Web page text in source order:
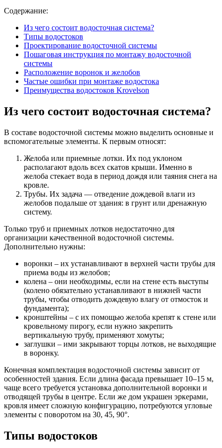
Содержание:
Из чего состоит водосточная система?
Типы водостоков
Проектирование водосточной системы
Пошаговая инструкция по монтажу водосточной
системы
Расположение воронок и желобов
Частые ошибки при монтаже водостока
Преимущества водостоков Krovelson
Из чего состоит водосточная система?
В составе водосточной системы можно выделить основные и
вспомогательные элементы. К первым относят:
Желоба или приемные лотки. Их под уклоном
располагают вдоль всех скатов крыши. Именно в
желоба стекает вода в период дождя или таяния снега на
кровле.
Трубы. Их задача — отведение дождевой влаги из
желобов подальше от здания: в грунт или дренажную
систему.
Только труб и приемных лотков недостаточно для
организации качественной водосточной системы.
Дополнительно нужны:
воронки – их устанавливают в верхней части трубы для
приема воды из желобов;
колена – они необходимы, если на стене есть выступы
(колено обязательно устанавливают в нижней части
трубы, чтобы отводить дождевую влагу от отмосток и
фундамента);
кронштейны – с их помощью желоба крепят к стене или
кровельному пирогу, если нужно закрепить
вертикальную трубу, применяют хомуты;
заглушки – ими закрывают торцы лотков, не выходящие
в воронку.
Конечная комплектация водосточной системы зависит от
особенностей здания. Если длина фасада превышает 10–15 м,
чаще всего требуется установка дополнительной воронки и
отводящей трубы в центре. Если же дом украшен эркерами,
кровля имеет сложную конфигурацию, потребуются угловые
элементы с поворотом на 30, 45, 90°.
Типы водостоков